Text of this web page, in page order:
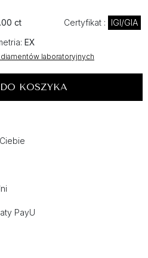
ct Certyfikat :
IGI/GIA
EX
laboratoryjnych
KOSZYKA
PayU